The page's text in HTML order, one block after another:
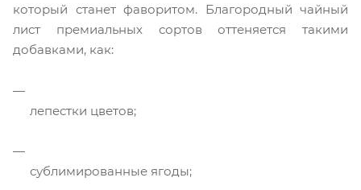
который станет фаворитом. Благородный чайный
лист премиальных сортов оттеняется такими
добавками, как:
лепестки цветов;
сублимированные ягоды;